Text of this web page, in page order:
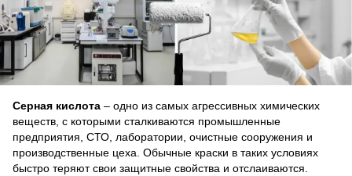
Серная кислота – одно из самых агрессивных химических
веществ, с которыми сталкиваются промышленные
предприятия, СТО, лаборатории, очистные сооружения и
производственные цеха. Обычные краски в таких условиях
быстро теряют свои защитные свойства и отслаиваются.